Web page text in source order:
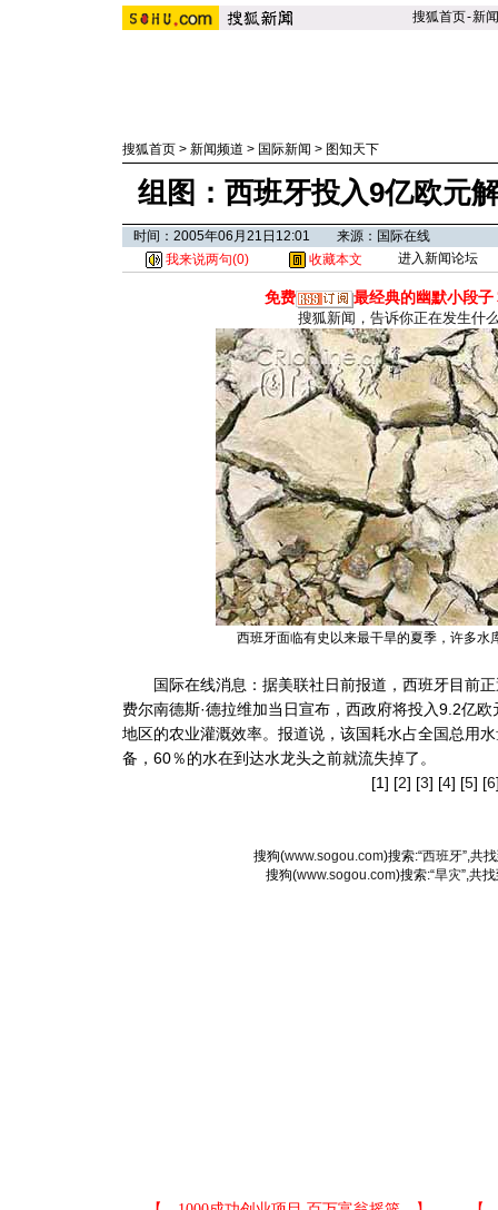
搜狐首页-新闻
搜狐首页 > 新闻频道 > 国际新闻 > 图知天下
组图：西班牙投入9亿欧元
时间：2005年06月21日12:01 来源：国际在线
我来说两句(0) 收藏本文 进入新闻论坛
免费 最经典的幽默小段子
搜狐新闻，告诉你正在发生什
西班牙面临有史以来最干旱的夏季，许多水
国际在线消息：据美联社日前报道，西班牙目前正
费尔南德斯·德拉维加当日宣布，西政府将投入9.2亿
地区的农业灌溉效率。报道说，该国耗水占全国总用
备，60％的水在到达水龙头之前就流失掉了。
[1] [2] [3] [4] [5] [6
搜狗(www.sogou.com)搜索:“西班牙”,共
搜狗(www.sogou.com)搜索:“旱灾”,共